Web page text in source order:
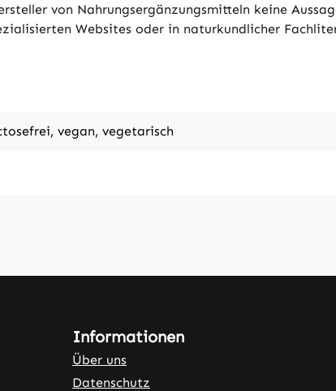
von Nahrungsergänzungsmitteln keine
Websites oder in naturkundlicher
vegan, vegetarisch
Informationen
Über uns
Datenschutz